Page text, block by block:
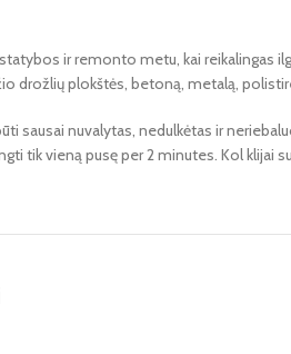
ir remonto metu, kai reikalingas
drožlių plokštės, betoną, metalą,
sausai nuvalytas, nedulkėtas ir
tik vieną pusę per 2 minutes. Kol klijai